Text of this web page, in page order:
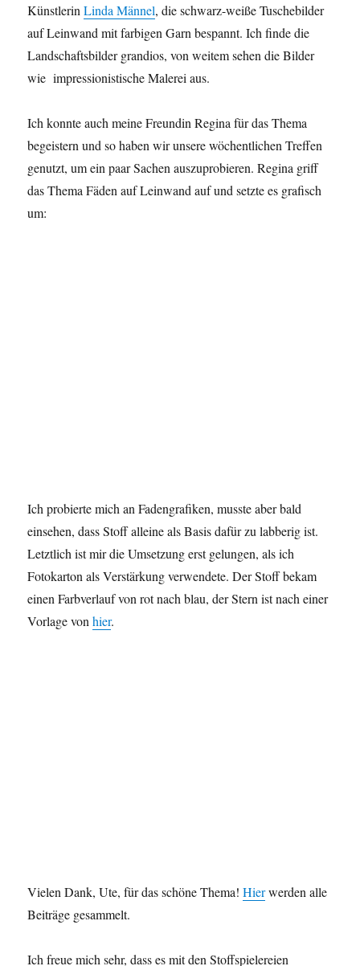
KünstlerinLinda Männel, die schwarz-weiße Tuschebilder
auf Leinwand mit farbigen Garn bespannt. Ich finde die
Landschaftsbilder grandios, von weitem sehen die Bilder
wie impressionistische Malerei aus.
Ich konnte auch meine Freundin Regina für das Thema
begeistern und so haben wir unsere wöchentlichen Treffen
genutzt, um ein paar Sachen auszuprobieren. Regina griff
das Thema Fäden auf Leinwand auf und setzte es grafisch
um:
Ich probierte mich an Fadengrafiken, musste aber bald
einsehen, dass Stoff alleine als Basis dafür zu labberig ist.
Letztlich ist mir die Umsetzung erst gelungen, als ich
Fotokarton als Verstärkung verwendete. Der Stoff bekam
einen Farbverlauf von rot nach blau, der Stern ist nach einer
Vorlage vonhier.
Vielen Dank, Ute, für das schöne Thema!Hierwerden alle
Beiträge gesammelt.
Ich freue mich sehr, dass es mit den Stoffspielereien